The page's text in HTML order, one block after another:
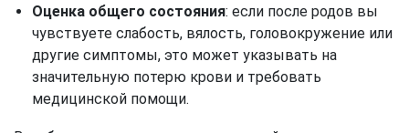
Оценка общего состояния: если после родов вы
чувствуете слабость, вялость, головокружение или
другие симптомы, это может указывать на
значительную потерю крови и требовать
медицинской помощи.